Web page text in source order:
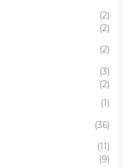
(2)
(2)
(2)
(3)
(2)
(1)
(36)
(11)
(9)